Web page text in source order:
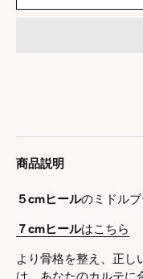
商品説明
５cmヒールのミドルブ
７cmヒールはこちら
より骨格を整え、正し